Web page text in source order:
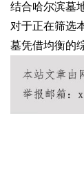
d
结合哈尔滨墓
对于正在筛选
墓凭借均衡的